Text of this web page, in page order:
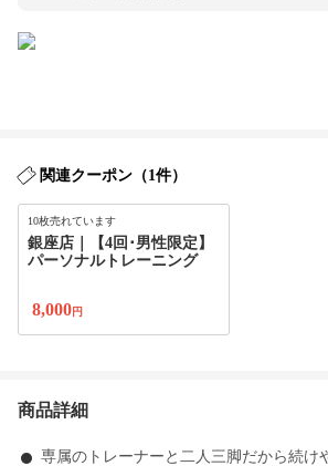
関連クーポン（1件）
10枚売れています
銀座店｜【4回･男性限定】
パーソナルトレーニング
8,000円
商品詳細
専属のトレーナーと二人三脚だから続